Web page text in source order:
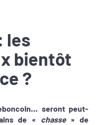
les
bientôt
?
seront peut-
de « chasse» de